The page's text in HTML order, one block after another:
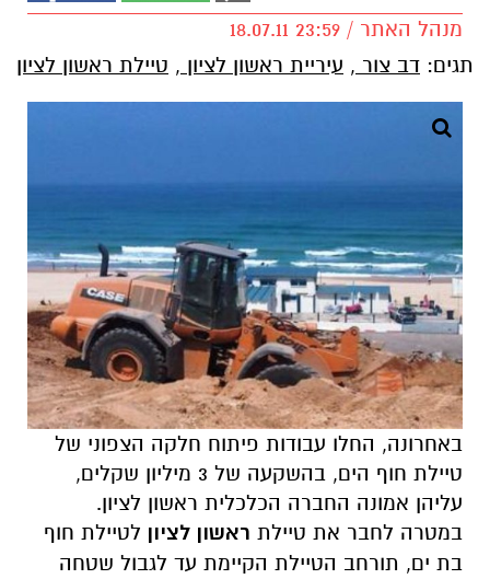
מנהל האתר / 23:59 18.07.11
תגים: דב צור , עיריית ראשון לציון , טיילת ראשון לציון
באחרונה, החלו עבודות פיתוח חלקה הצפוני של
טיילת חוף הים, בהשקעה של 3 מיליון שקלים,
עליהן אמונה החברה הכלכלית ראשון לציון.
במטרה לחבר את טיילת ראשון לציון לטיילת חוף
בת ים, תורחב הטיילת הקיימת עד לגבול שטחה